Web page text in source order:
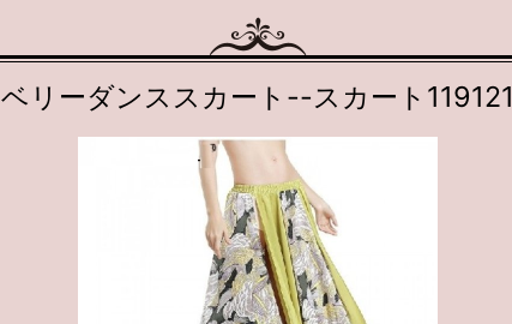
ベリーダンススカート--スカート119121